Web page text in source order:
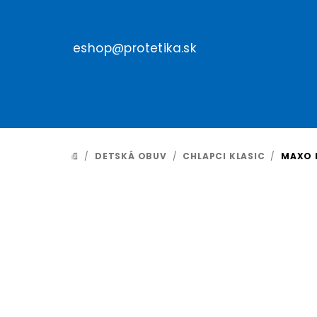
eshop@protetika.sk
DOMOV
/ DETSKÁ OBUV / CHLAPCI KLASIC / MAXO